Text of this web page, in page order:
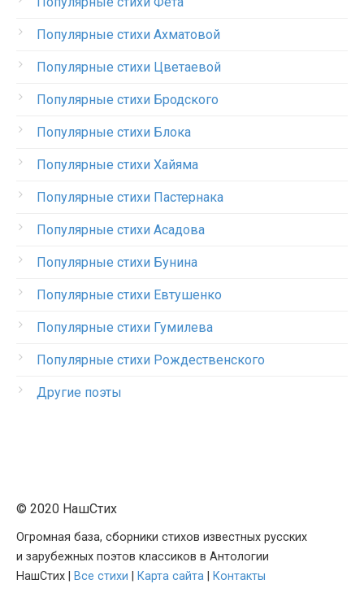
Популярные стихи Ахматовой
Популярные стихи Цветаевой
Популярные стихи Бродского
Популярные стихи Блока
Популярные стихи Хайяма
Популярные стихи Пастернака
Популярные стихи Асадова
Популярные стихи Бунина
Популярные стихи Евтушенко
Популярные стихи Гумилева
Популярные стихи Рождественского
Другие поэты
© 2020 НашСтих
Огромная база, сборники стихов известных русских
и зарубежных поэтов классиков в Антологии
НашСтих |
Все стихи Карта сайта Контакты